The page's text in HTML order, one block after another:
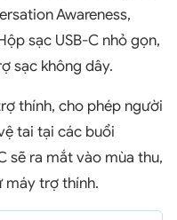
Awareness,
sạc USB-C nhỏ gọn,
sạc không dây.
thính, cho phép người
tai tại các buổi
sẽ ra mắt vào mùa thu,
máy trợ thính.